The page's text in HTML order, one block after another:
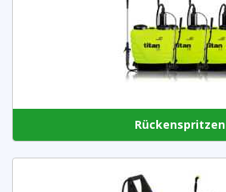
Rückenspritzen